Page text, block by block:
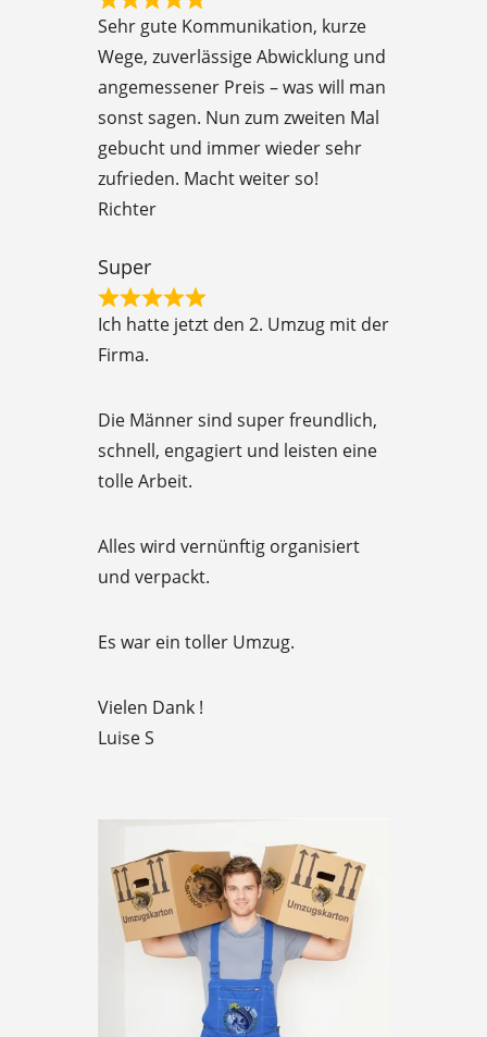
R
d
5
t
o
f
Sehr gute Kommunikation, kurze
Wege, zuverlässige Abwicklung und
angemessener Preis – was will man
sonst sagen. Nun zum zweiten Mal
gebucht und immer wieder sehr
zufrieden. Macht weiter so!
Richter
Super
R
d
5
o
t
o
5
Ich hatte jetzt den 2. Umzug mit der
Firma.
Die Männer sind super freundlich,
schnell, engagiert und leisten eine
tolle Arbeit.
Alles wird vernünftig organisiert
und verpackt.
Es war ein toller Umzug.
Vielen Dank !
Luise S